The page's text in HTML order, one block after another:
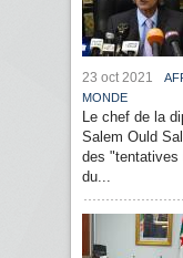
23 oct 2021
MONDE
Le chef de la
Salem Ould
des "tentatives
du...